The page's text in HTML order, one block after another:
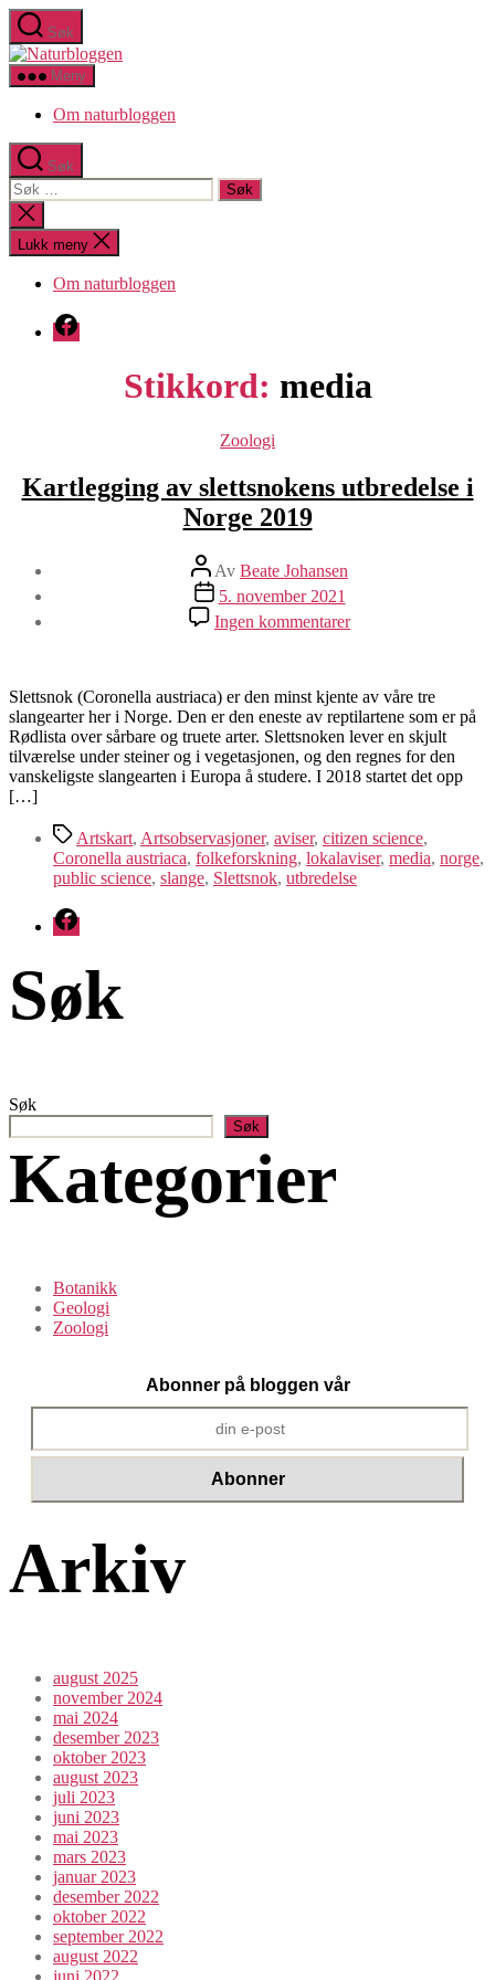
Hopp
til
innholdet
Søk
Meny
Om naturbloggen
Søk
Søk
etter:
Lukk
søk
Lukk meny
Om naturbloggen
Facebook
Stikkord: media
Kategorier
Zoologi
Kartlegging av slettsnokens utbredelse i
Norge 2019
Innleggsforfatter
Av Beate Johansen
Publiseringsdato
5. november 2021
Ingen kommentarertil
Kartlegging
utbredelse
i
Norge
2019
Slettsnok (Coronella austriaca) er den minst kjente av våre tre
slangearter her i Norge. Den er den eneste av reptilartene som er på
Rødlista over sårbare og truete arter. Slettsnoken lever en skjult
tilværelse under steiner og i vegetasjonen, og den regnes for den
vanskeligste slangearten i Europa å studere. I 2018 startet det opp
[…]
Stikkord
Artskart, Artsobservasjoner, aviser, citizen science,
Coronella austriaca, folkeforskning, lokalaviser, media, norge,
public science, slange, Slettsnok, utbredelse
Facebook
Søk
Søk
Søk
Kategorier
Botanikk
Geologi
Zoologi
Abonner på bloggen vår
Arkiv
august 2025
november 2024
mai 2024
desember 2023
oktober 2023
august 2023
juli 2023
juni 2023
mai 2023
mars 2023
januar 2023
desember 2022
oktober 2022
september 2022
august 2022
juni 2022